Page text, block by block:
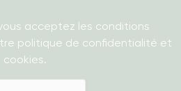
acceptez les conditions
politique de confidentialité et
cookies.